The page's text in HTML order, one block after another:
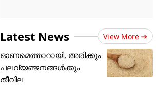
Latest News View More
ഓണമെത്താറായി, അരിക്കും
പലവ്യഞ്ജനങ്ങൾക്കും
തീവില